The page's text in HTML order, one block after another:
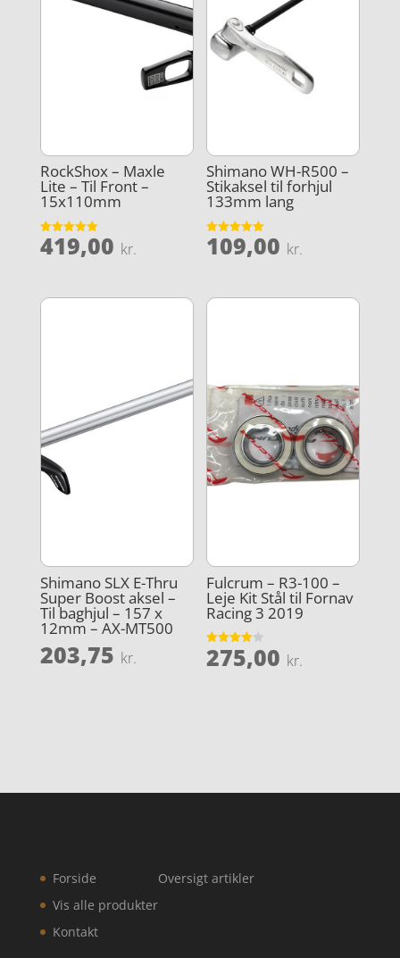
RockShox – Maxle
Lite – Til Front –
15x110mm
Vurderet
5
419,00 kr.
Shimano WH-R500 –
Stikaksel til forhjul
133mm lang
Vurderet
5
109,00 kr.
Shimano SLX E-Thru
Super Boost aksel –
Til baghjul – 157 x
12mm – AX-MT500
203,75 kr.
Fulcrum – R3-100 –
Leje Kit Stål til Fornav
Racing 3 2019
Vurderet
3.9
275,00 kr.
Forside
Vis alle produkter
Kontakt
Oversigt artikler